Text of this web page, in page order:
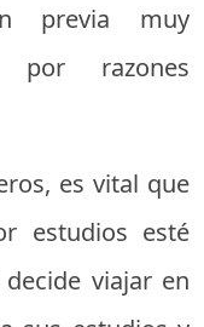
previa muy
por razones
es vital que
estudios esté
viajar en